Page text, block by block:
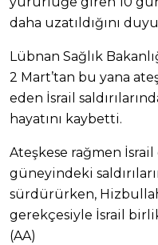
daha uzatıldığını
Lübnan Sağlık
2 Mart’tan bu yana
eden İsrail
hayatını kaybetti.
Ateşkese rağmen İsrail
güneyindeki
sürdürürken,
gerekçesiyle İsrail
(AA)